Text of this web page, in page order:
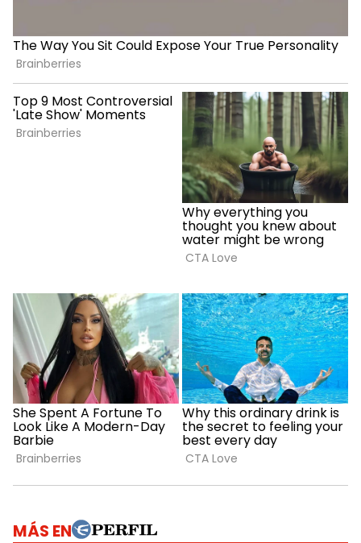
MÁS EN